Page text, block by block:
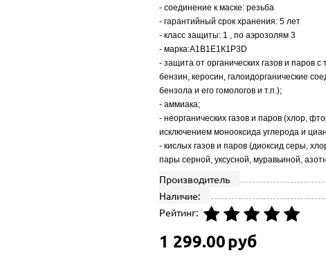
- соединение к маске: резьба
- гарантийный срок хранения: 5 лет
- класс защиты: 1 , по аэрозолям 3
- марка:А1В1Е1К1Р3D
- защита от органических газов и паров
бензин, керосин, галоидорганические
бензола и его гомологов и т.п.);
- аммиака;
- неорганических газов и паров (хлор,
исключением монооксида углерода и
- кислых газов и паров (диоксид серы,
пары серной, уксусной, муравьиной,
Производитель
Наличие:
Рейтинг:
1 299.00руб